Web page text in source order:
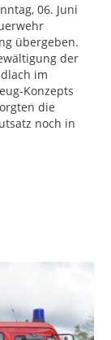
06. Juni
übergeben.
der
im
Konzepts
die
noch in